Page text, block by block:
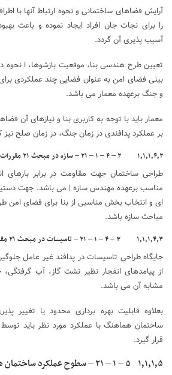
آرایش فضاهای ساختمانی و نحوه ارتباط آنها با
را برای نجات جان افراد ایجاد نموده و باعث
آسیب پذیری آن گردد.
تعیین طرح هندسی بنا، موقعیت بازشوها، ا
بینی فضای امن به عنوان فضایی چند عملکردی
و جنگ برعهده معمار می باشد.
معمار باید با توجه به کاربری بنا و نیازهای آن
بر عملکرد پدافندی در زمان جنگ، در زمان صلح
۱٫۱٫۱٫۴٫۲ ۲ – ۴ – ۱ – ۲۱ – سازه در مبحث ۲۱ مقررات ملی ساختمان
طراحی ساختمان جهت مقاومت در برابر بارهای
مناسب برعهده مهندس سازه | می باشد. جهت
ای و انتخاب بخش مناسبی از بنا برای فضای امن
مباحث سازه باشد.
۱٫۱٫۱٫۴٫۳ ۳ – ۴ – ۱ – ۲۱ – تاسیسات در مبحث ۲۱ مقررات ملی ساختمان
جایگاه طراحی تاسیسات در پدافند غیر عامل
از پیامدهای انفجار نظیر نشت گاز، آب
مشابه آن می باشد.
بعلاوه قابلیت بهره برداری محدود یا تغییر
ساختمان هماهنگ با عملکرد مورد نظر باید
قرار گیرد.
۱٫۱٫۱٫۵ ۵ – ۱ – ۲۱ – سطوح عملکرد ساختمان ها